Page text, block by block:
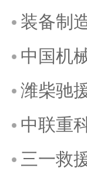
装备制
中国机
潍柴驰
中联重
三一救